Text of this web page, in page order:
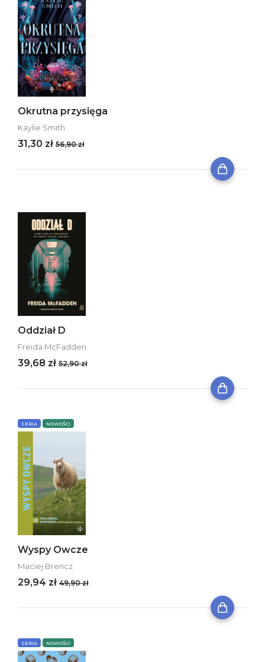
Okrutna przysięga
Kaylie Smith
31,30 zł 56,90 zł
Oddział D
Freida McFadden
39,68 zł 52,90 zł
SERIA NOWOŚCI
Wyspy Owcze
Maciej Brencz
29,94 zł 49,90 zł
SERIA NOWOŚCI